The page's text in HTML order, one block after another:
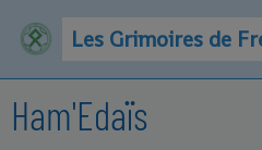
Les Grimoires de
Ham'Edaïs